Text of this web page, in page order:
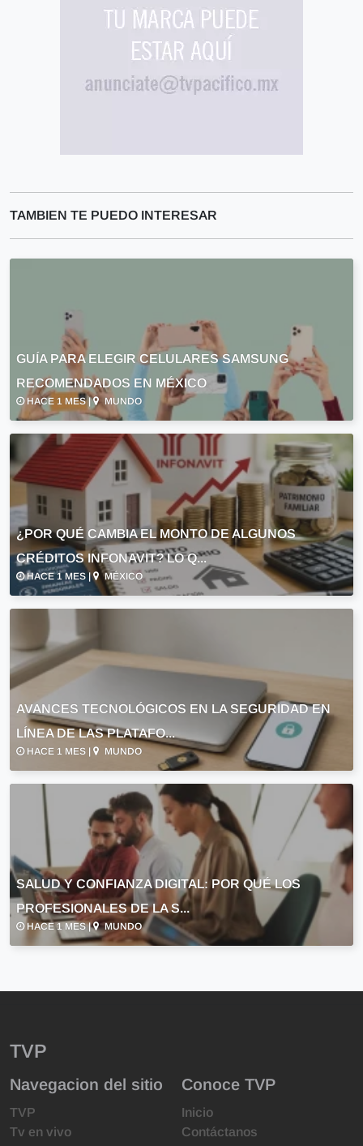
TAMBIEN TE PUEDO INTERESAR
GUÍA PARA ELEGIR CELULARES SAMSUNG
RECOMENDADOS EN MÉXICO
HACE 1 MES | MUNDO
¿POR QUÉ CAMBIA EL MONTO DE ALGUNOS
CRÉDITOS INFONAVIT? LO Q...
HACE 1 MES | MÉXICO
AVANCES TECNOLÓGICOS EN LA SEGURIDAD EN
LÍNEA DE LAS PLATAFO...
HACE 1 MES | MUNDO
SALUD Y CONFIANZA DIGITAL: POR QUÉ LOS
PROFESIONALES DE LA S...
HACE 1 MES | MUNDO
TVP
Navegacion del sitio
TVP
Tv en vivo
Conoce TVP
Inicio
Contáctanos